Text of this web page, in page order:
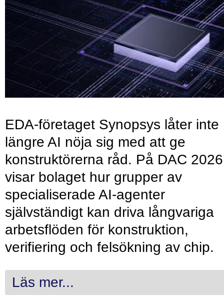
EDA-företaget Synopsys låter inte
längre AI nöja sig med att ge
konstruktörerna råd. På DAC 2026
visar bolaget hur grupper av
specialiserade AI-agenter
självständigt kan driva långvariga
arbetsflöden för konstruktion,
verifiering och felsökning av chip.
Läs mer...